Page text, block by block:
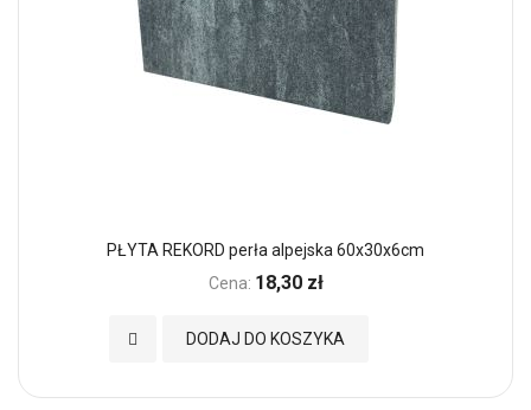
PŁYTA REKORD perła alpejska 60x30x6cm
Cena: 18,30 zł
DODAJ DO KOSZYKA
Dodaj do Ulubionych